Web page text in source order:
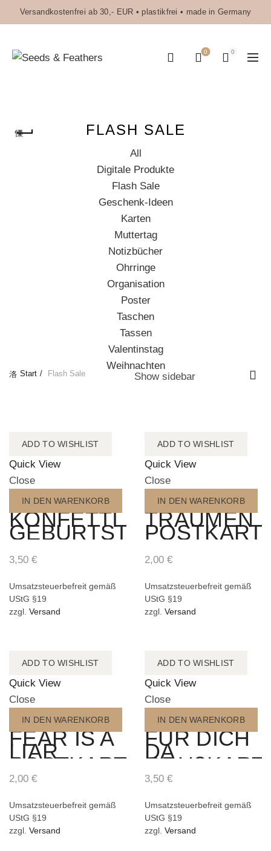
Versandkostenfrei ab 30,- EUR • plastikfrei • made in Germany
0 0
FLASH SALE
All
Digitale Produkte
Flash Sale
Geschenk-Ideen
Karten
Muttertag
Notizbücher
Ohrringe
Organisation
Poster
Taschen
Tassen
Valentinstag
Weihnachten
Start Flash Sale Show sidebar
ADD TO WISHLIST
Quick View
Close
IN DEN WARENKORB
KONFETTI
GEBURTSTAGSKARTE
3,50 €
Umsatzsteuerbefreit gemäß
UStG §19
zzgl. Versand
ADD TO WISHLIST
Quick View
Close
IN DEN WARENKORB
TRÄUMEN
2,00 €
Umsatzsteuerbefreit gemäß
UStG §19
zzgl. Versand
ADD TO WISHLIST
Quick View
Close
IN DEN WARENKORB
FEAR IS A
LIAR
POSTKARTE
2,00 €
Umsatzsteuerbefreit gemäß
UStG §19
zzgl. Versand
ADD TO WISHLIST
Quick View
Close
IN DEN WARENKORB
FÜR DICH
DA
3,50 €
Umsatzsteuerbefreit gemäß
UStG §19
zzgl. Versand